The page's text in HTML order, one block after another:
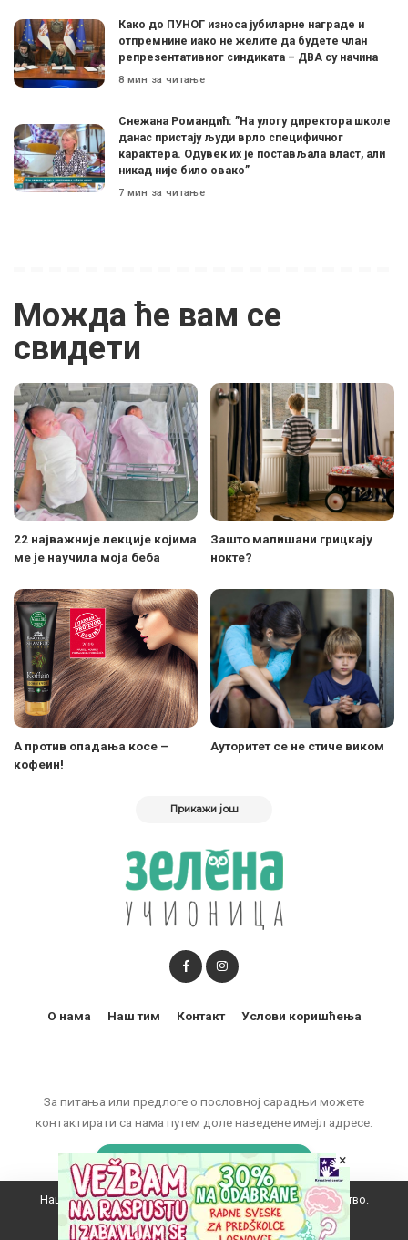
Како до ПУНОГ износа јубиларне награде и
отпремнине иако не желите да будете члан
репрезентативног синдиката – ДВА су начина
8 мин за читање
Снежана Романдић: ”На улогу директора школе
данас пристају људи врло специфичног
карактера. Одувек их је постављала власт, али
никад није било овако”
7 мин за читање
Можда ће вам се
свидети
22 најважније лекције којима
ме је научила моја беба
Зашто малишани грицкају
нокте?
A против опадања косе –
кофеин!
Ауторитет се не стиче виком
Прикажи још
За питања или предлоге о пословној сарадњи можете
контактирати са нама путем доле наведене имејл адресе:
marketing@zelenaucionica.com
О нама Наш тим Контакт Услови коришћења
© 2011-2024 Copyright by Zelena učionica. All Rights reserved.
Наш вебсајт користи колачиће да побољша ваше искуство.
Прихватам
×